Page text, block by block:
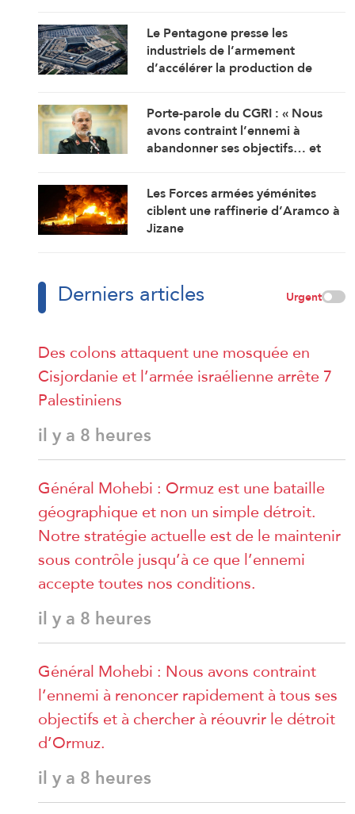
Le Pentagone presse les
industriels de l’armement
d’accélérer la production de
Porte-parole du CGRI : « Nous
avons contraint l’ennemi à
abandonner ses objectifs… et
Les Forces armées yéménites
ciblent une raffinerie d’Aramco à
Jizane
Derniers articles Urgent
Des colons attaquent une mosquée en
Cisjordanie et l’armée israélienne arrête 7
Palestiniens
il y a 8 heures
Général Mohebi : Ormuz est une bataille
géographique et non un simple détroit.
Notre stratégie actuelle est de le maintenir
sous contrôle jusqu’à ce que l’ennemi
accepte toutes nos conditions.
il y a 8 heures
Général Mohebi : Nous avons contraint
l’ennemi à renoncer rapidement à tous ses
objectifs et à chercher à réouvrir le détroit
d’Ormuz.
il y a 8 heures